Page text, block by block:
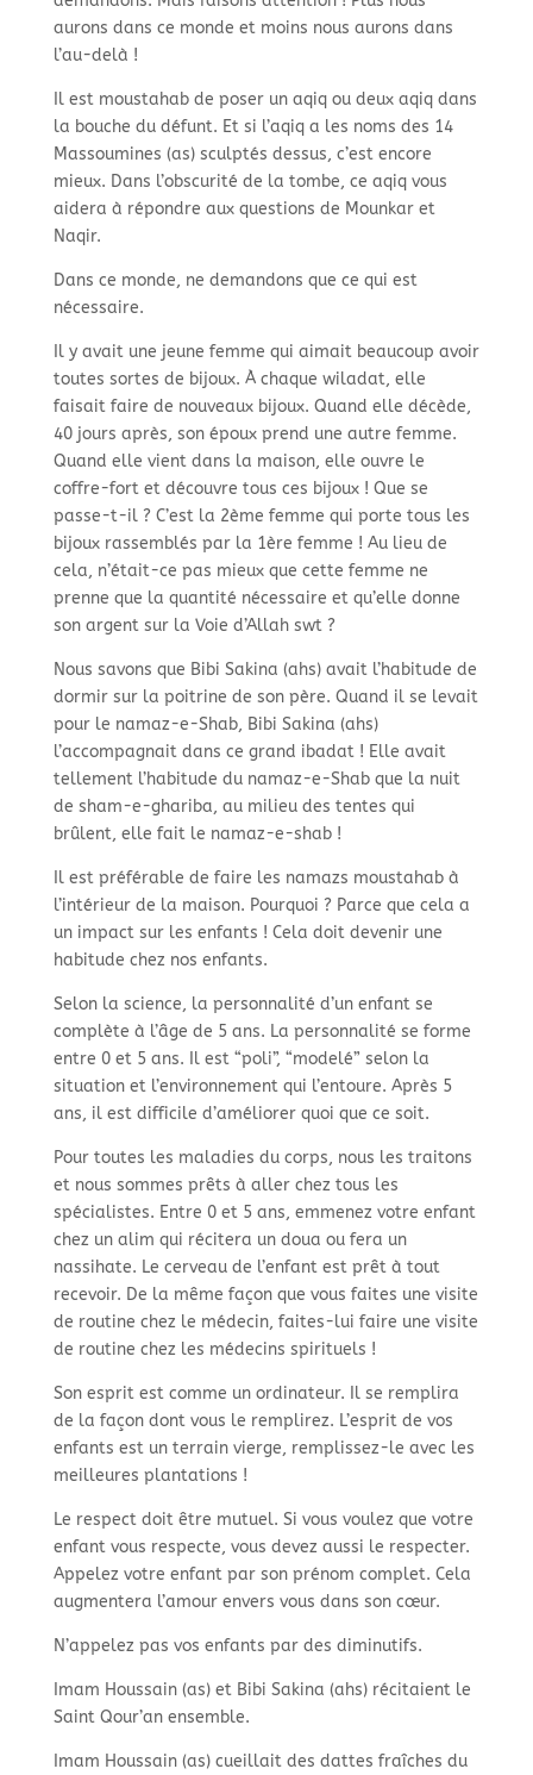
aurons dans ce monde et moins nous aurons dans
l’au-delà !
Il est moustahab de poser un aqiq ou deux aqiq dans
la bouche du défunt. Et si l’aqiq a les noms des 14
Massoumines (as) sculptés dessus, c’est encore
mieux. Dans l’obscurité de la tombe, ce aqiq vous
aidera à répondre aux questions de Mounkar et
Naqir.
Dans ce monde, ne demandons que ce qui est
nécessaire.
Il y avait une jeune femme qui aimait beaucoup avoir
toutes sortes de bijoux. À chaque wiladat, elle
faisait faire de nouveaux bijoux. Quand elle décède,
40 jours après, son époux prend une autre femme.
Quand elle vient dans la maison, elle ouvre le
coffre-fort et découvre tous ces bijoux ! Que se
passe-t-il ? C’est la 2ème femme qui porte tous les
bijoux rassemblés par la 1ère femme ! Au lieu de
cela, n’était-ce pas mieux que cette femme ne
prenne que la quantité nécessaire et qu’elle donne
son argent sur la Voie d’Allah swt ?
Nous savons que Bibi Sakina (ahs) avait l’habitude de
dormir sur la poitrine de son père. Quand il se levait
pour le namaz-e-Shab, Bibi Sakina (ahs)
l’accompagnait dans ce grand ibadat ! Elle avait
tellement l’habitude du namaz-e-Shab que la nuit
de sham-e-ghariba, au milieu des tentes qui
brûlent, elle fait le namaz-e-shab !
Il est préférable de faire les namazs moustahab à
l’intérieur de la maison. Pourquoi ? Parce que cela a
un impact sur les enfants ! Cela doit devenir une
habitude chez nos enfants.
Selon la science, la personnalité d’un enfant se
complète à l’âge de 5 ans. La personnalité se forme
entre 0 et 5 ans. Il est “poli”, “modelé” selon la
situation et l’environnement qui l’entoure. Après 5
ans, il est difficile d’améliorer quoi que ce soit.
Pour toutes les maladies du corps, nous les traitons
et nous sommes prêts à aller chez tous les
spécialistes. Entre 0 et 5 ans, emmenez votre enfant
chez un alim qui récitera un doua ou fera un
nassihate. Le cerveau de l’enfant est prêt à tout
recevoir. De la même façon que vous faites une visite
de routine chez le médecin, faites-lui faire une visite
de routine chez les médecins spirituels !
Son esprit est comme un ordinateur. Il se remplira
de la façon dont vous le remplirez. L’esprit de vos
enfants est un terrain vierge, remplissez-le avec les
meilleures plantations !
Le respect doit être mutuel. Si vous voulez que votre
enfant vous respecte, vous devez aussi le respecter.
Appelez votre enfant par son prénom complet. Cela
augmentera l’amour envers vous dans son cœur.
N’appelez pas vos enfants par des diminutifs.
Imam Houssain (as) et Bibi Sakina (ahs) récitaient le
Saint Qour’an ensemble.
Imam Houssain (as) cueillait des dattes fraîches du